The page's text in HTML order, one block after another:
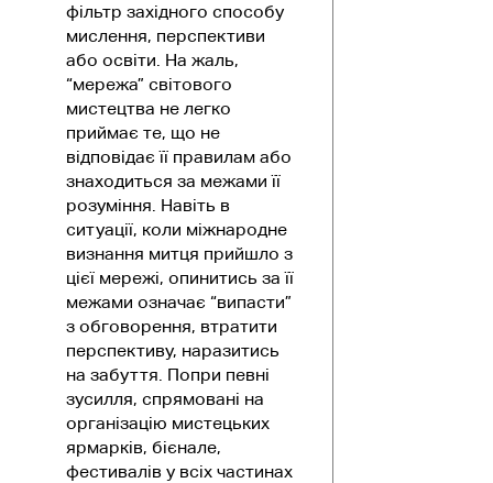
фільтр західного способу
мислення, перспективи
або освіти. На жаль,
“мережа” світового
мистецтва не легко
приймає те, що не
відповідає її правилам або
знаходиться за межами її
розуміння. Навіть в
ситуації, коли міжнародне
визнання митця прийшло з
цієї мережі, опинитись за її
межами означає “випасти”
з обговорення, втратити
перспективу, наразитись
на забуття. Попри певні
зусилля, спрямовані на
організацію мистецьких
ярмарків, бієнале,
фестивалів у всіх частинах